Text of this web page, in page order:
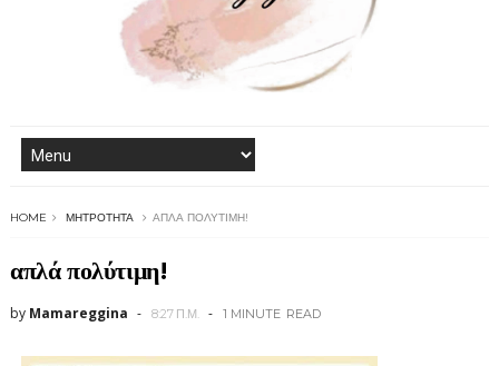
HOME ΜΗΤΡΌΤΗΤΑ ΑΠΛΆ ΠΟΛΎΤΙΜΗ!
απλά πολύτιμη!
by Mamareggina 8:27 Π.Μ. 1 MINUTE READ